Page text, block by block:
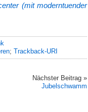
(mit moderntuender
; Trackback-URI
Nächster Beitrag »
Jubelschwamm